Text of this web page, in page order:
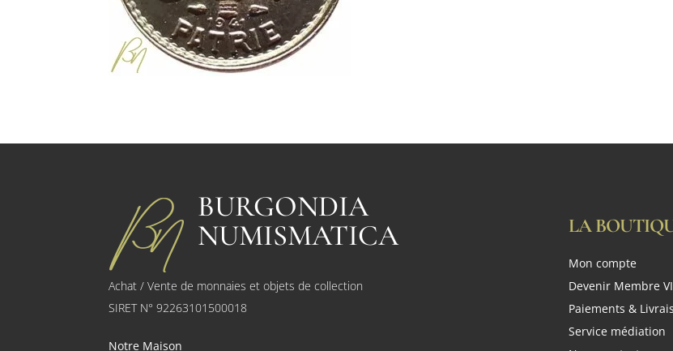
BURGONDIA
NUMISMATICA
Achat / Vente de monnaies et objets de collection
SIRET N° 92263101500018
Notre Maison
LA
Mon compte
Devenir Membre
Paiements &
Service médiation